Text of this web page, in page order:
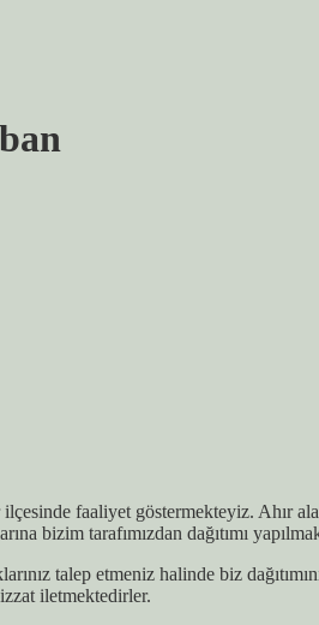
faaliyet göstermekteyiz. Ahır
bizim tarafımızdan dağıtımı
talep etmeniz halinde biz
iletmektedirler.